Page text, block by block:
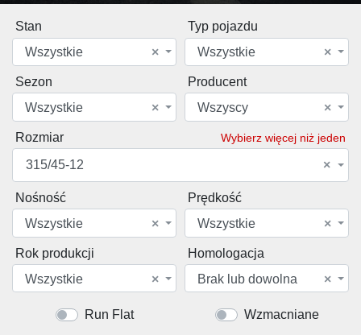
Stan
×
Wszystkie
Typ pojazdu
×
Wszystkie
Sezon
×
Wszystkie
Producent
×
Wszyscy
Rozmiar Wybierz więcej niż jeden
×
315/45-12
Nośność
×
Wszystkie
Prędkość
×
Wszystkie
Rok produkcji
×
Wszystkie
Homologacja
×
Brak lub dowolna
Run Flat Wzmacniane